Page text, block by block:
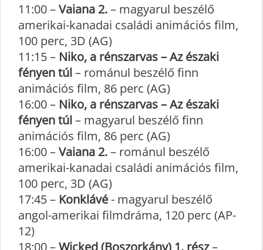
11:00 –Vaiana 2.– magyarul beszélő
amerikai-kanadai családi animációs film,
100 perc, 3D (AG)
11:15 – Niko, a rénszarvas – Az északi
fényen túl– románul beszélő finn
animációs film, 86 perc (AG)
16:00 – Niko, a rénszarvas – Az északi
fényen túl– magyarul beszélő finn
animációs film, 86 perc (AG)
16:00 –Vaiana 2.– románul beszélő
amerikai-kanadai családi animációs film,
100 perc, 3D (AG)
17:45 – Konklávé- magyarul beszélő
angol-amerikai filmdráma, 120 perc (AP-
12)
18:00 –Wicked (Boszorkány) 1. rész–